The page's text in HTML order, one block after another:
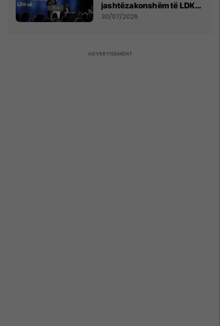
jashtëzakonshëm të LDK-
së
30/07/2026